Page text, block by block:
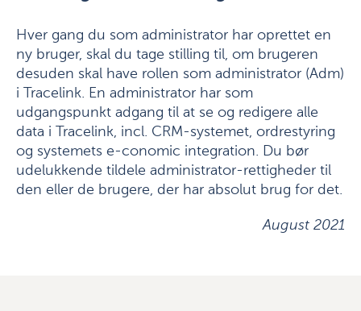
Hver gang du som administrator har oprettet en
ny bruger, skal du tage stilling til, om brugeren
desuden skal have rollen som administrator (Adm)
i Tracelink. En administrator har som
udgangspunkt adgang til at se og redigere alle
data i Tracelink, incl. CRM-systemet, ordrestyring
og systemets e-conomic integration. Du bør
udelukkende tildele administrator-rettigheder til
den eller de brugere, der har absolut brug for det.
August 2021